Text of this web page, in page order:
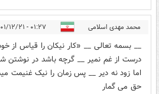
محمد مهدی اسلامی ۰۱:۲۷ - ۱۴۰۱/۱۲/۲۱
__ بسمه تعالی __ «کار نیکان را قیاس از
درست از غم نمیر __ گرچه باشد در نوشتن
اما زود نه دیر __ پس زمان را نیک غنیمت
حق می گمار